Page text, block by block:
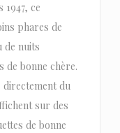
1947, ce
phares de
de nuits
de bonne chère.
du
sur des
de bonne